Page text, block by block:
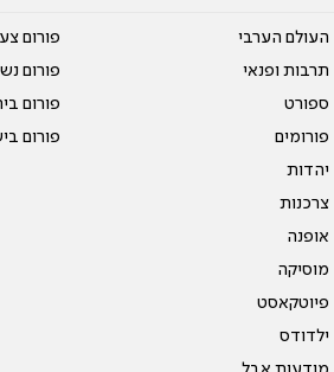
העולם הערבי
תרבות ופנאי
ספורט
פורומים
יהדות
צרכנות
אופנה
מוסיקה
פיוטקאסט
ילדודס
פורום
פורום
פורום
פורום